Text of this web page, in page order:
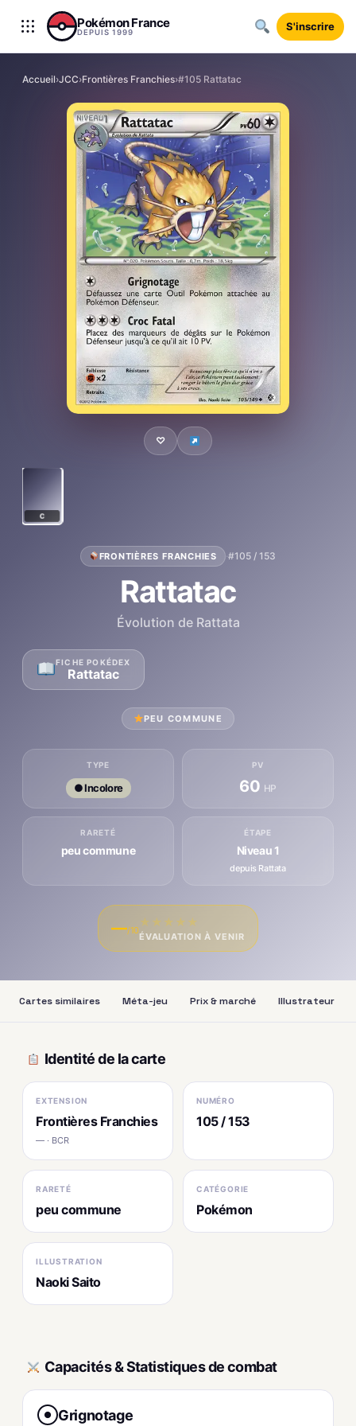
Aller au contenu
Pokémon France
DEPUIS 1999 S'inscrire
Accueil›JCC›Frontières Franchies›#105 Rattatac
♡
C
FRONTIÈRES FRANCHIES ·#105 / 153
Rattatac
Évolution de Rattata
FICHE POKÉDEX
Rattatac
PEU COMMUNE
TYPE
● Incolore
PV
60 HP
RARETÉ
peu commune
ÉTAPE
Niveau 1
depuis Rattata
—/10
★ ★ ★ ★ ★
ÉVALUATION À VENIR
Cartes similaires Méta-jeu Prix & marché Illustrateur
Identité de la carte
EXTENSION
Frontières Franchies
— · BCR
NUMÉRO
105 / 153
RARETÉ
peu commune
CATÉGORIE
Pokémon
ILLUSTRATION
Naoki Saito
Capacités & Statistiques de combat
● Grignotage